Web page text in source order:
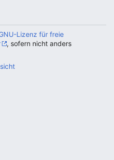
Lizenz für freie
, sofern nicht anders